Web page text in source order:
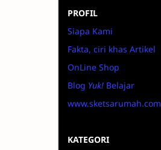
PROFIL
Siapa Kami
Fakta, ciri khas Artikel
OnLine Shop
Blog Yuk! Belajar
www.sketsarumah.com
KATEGORI